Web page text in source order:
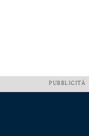
PUBBLICITÀ